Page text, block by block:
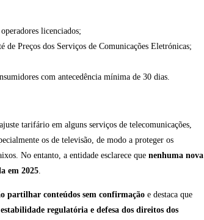
licenciados;
de Preços dos Serviços de Comunicações Eletrónicas;
com antecedência mínima de 30 dias.
tarifário em alguns serviços de telecomunicações,
os de televisão, de modo a proteger os
No entanto, a entidade esclarece que nenhuma nova
em 2025.
partilhar conteúdos sem confirmação e destaca que
regulatória e defesa dos direitos dos